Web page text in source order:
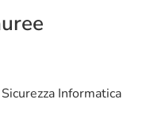
Informatica